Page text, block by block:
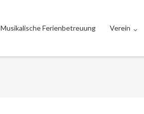
Musikalische Ferienbetreuung Verein